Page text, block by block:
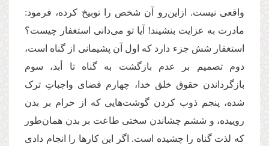
واقعی نیست. ازاین‌رو آن شخص را توبیخ کرده، فرمود:
مادرت به عزایت بنشیند! آیا تو می‌دانی استغفار چیست؟
استغفار شش جزء دارد که اول آن پشیمانی از گناه است،
دوم تصمیم بر عدم بازگشت به گناه تا أبد، سوم
بازگرداندن حقوق خلق خدا، چهارم قضای واجباتِ ترک
شده، پنجم ذوب کردن گوشت‌هایی که از حرام بر بدن
روییده، و ششم چشاندن سختی طاعت بر بدن همان‌طور
که لذت گناه را چشیده است. اگر این‌ کارها را انجام دادی